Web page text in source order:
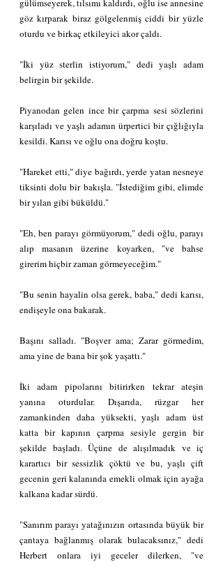
göz kırparak biraz gölgelenmiş ciddi bir yüzle
oturdu ve birkaç etkileyici akor çaldı.
"İki yüz sterlin istiyorum," dedi yaşlı adam
belirgin bir şekilde.
Piyanodan gelen ince bir çarpma sesi sözlerini
karşıladı ve yaşlı adamın ürpertici bir çığlığıyla
kesildi. Karısı ve oğlu ona doğru koştu.
"Hareket etti," diye bağırdı, yerde yatan nesneye
tiksinti dolu bir bakışla. "İstediğim gibi, elimde
bir yılan gibi büküldü."
"Eh, ben parayı görmüyorum," dedi oğlu, parayı
alıp masanın üzerine koyarken, "ve bahse
girerim hiçbir zaman görmeyeceğim."
"Bu senin hayalin olsa gerek, baba," dedi karısı,
endişeyle ona bakarak.
Başını salladı. "Boşver ama; Zarar görmedim,
ama yine de bana bir şok yaşattı."
İki adam pipolarını bitirirken tekrar ateşin
yanına oturdular. Dışarıda, rüzgar her
zamankinden daha yüksekti, yaşlı adam üst
katta bir kapının çarpma sesiyle gergin bir
şekilde başladı. Üçüne de alışılmadık ve iç
karartıcı bir sessizlik çöktü ve bu, yaşlı çift
gecenin geri kalanında emekli olmak için ayağa
kalkana kadar sürdü.
"Sanırım parayı yatağınızın ortasında büyük bir
çantaya bağlanmış olarak bulacaksınız," dedi
Herbert onlara iyi geceler dilerken, "ve